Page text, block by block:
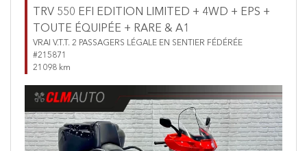
TRV 550 EFI EDITION LIMITED + 4WD + EPS +
TOUTE ÉQUIPÉE + RARE & A1
VRAI V.T.T. 2 PASSAGERS LÉGALE EN SENTIER FÉDÉRÉE
#215871
21098 km